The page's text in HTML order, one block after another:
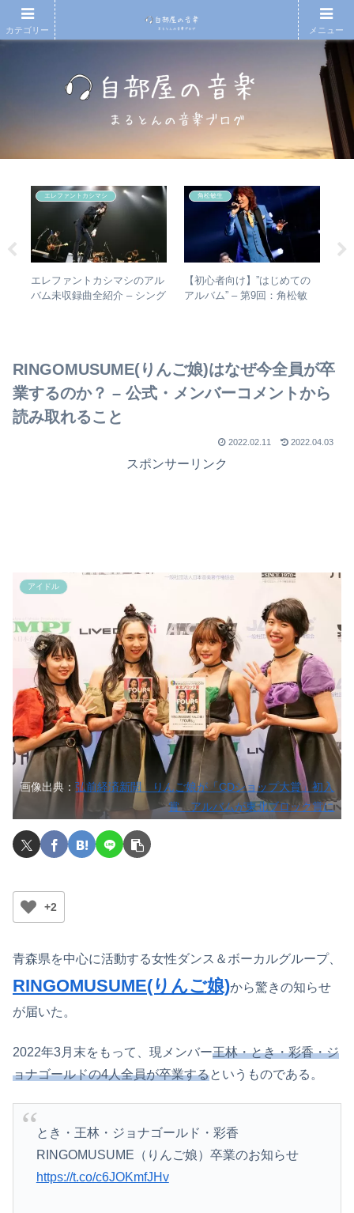
エレファントカシマシ
エレファントカシマシのアル
バム未収録曲全紹介 – シング
角松敏生
【初心者向け】”はじめての
アルバム” – 第9回：角松敏
RINGOMUSUME(りんご娘)はなぜ今全員が卒
業するのか？ – 公式・メンバーコメントから
読み取れること
2022.02.11 2022.04.03
スポンサーリンク
アイドル
画像出典：弘前経済新聞 りんご娘が「CDショップ大賞」初入
賞 アルバムが東北ブロック賞に
+2
青森県を中心に活動する女性ダンス＆ボーカルグループ、
RINGOMUSUME(りんご娘)から驚きの知らせ
が届いた。
2022年3月末をもって、現メンバー王林・とき・彩香・ジ
ョナゴールドの4人全員が卒業するというものである。
とき・王林・ジョナゴールド・彩香
RINGOMUSUME（りんご娘）卒業のお知らせ
https://t.co/c6JOKmfJHv
カテゴリー メニュー